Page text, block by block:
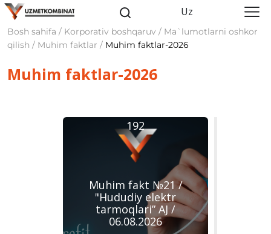
Uz
Bosh sahifa / Korporativ boshqaruv / Ma`lumotlarni oshkor
qilish / Muhim faktlar / Muhim faktlar-2026
Muhim faktlar-2026
Muhim fakt №21 /
"Hududiy elektr
tarmoqlari” AJ /
06.08.2026
192